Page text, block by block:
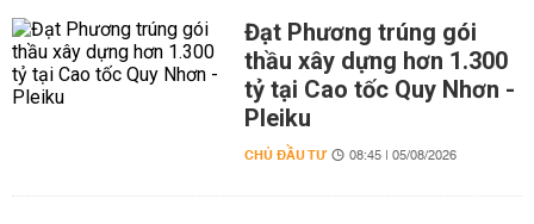
Đạt Phương trúng gói
thầu xây dựng hơn 1.300
tỷ tại Cao tốc Quy Nhơn -
Pleiku
CHỦ ĐẦU TƯ 08:45 | 05/08/2026